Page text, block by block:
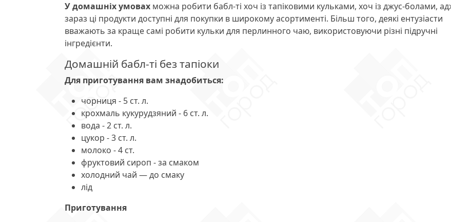
У домашніх умовах можна робити бабл-ті хоч із тапіковими кульками, хоч із джус-болами,
зараз ці продукти доступні для покупки в широкому асортименті. Більш того, деякі ентузіасти
вважають за краще самі робити кульки для перлинного чаю, використовуючи різні підручні
інгредієнти.
Домашній бабл-ті без тапіоки
Для приготування вам знадобиться:
чорниця - 5 ст. л.
крохмаль кукурудзяний - 6 ст. л.
вода - 2 ст. л.
цукор - 3 ст. л.
молоко - 4 ст.
фруктовий сироп - за смаком
холодний чай — до смаку
лід
Приготування